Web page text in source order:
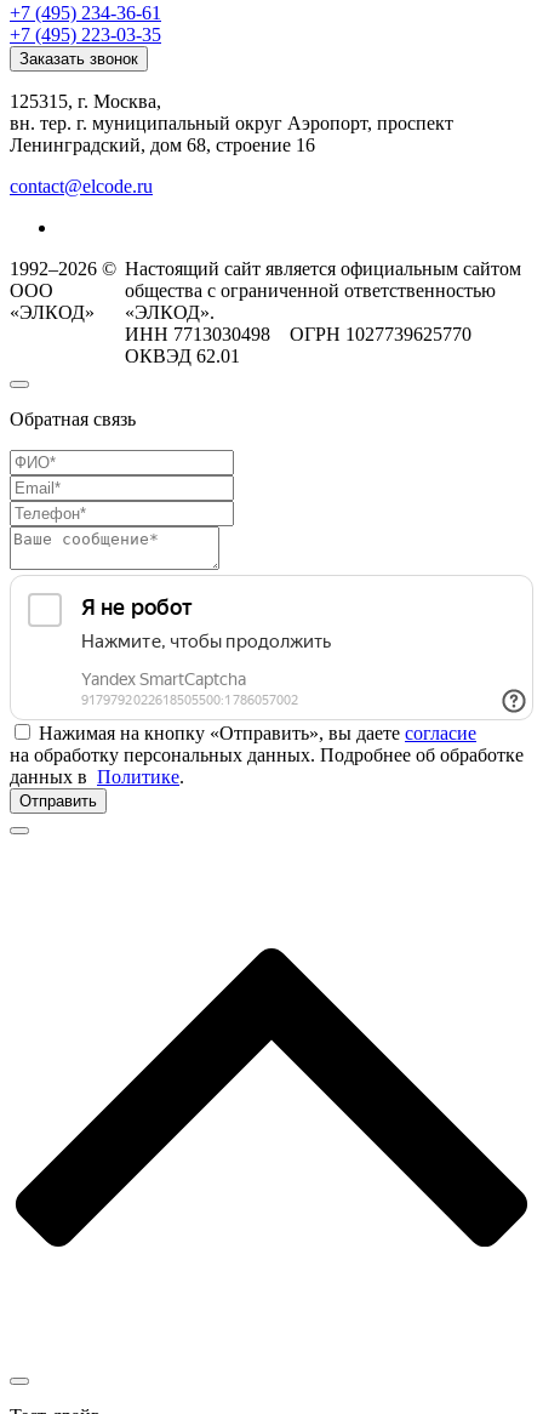
+7 (495) 234-36-61
+7 (495) 223-03-35
Заказать звонок
125315, г. Москва,
вн. тер. г. муниципальный округ Аэропорт, проспект
Ленинградский, дом 68, строение 16
contact@elcode.ru
1992–2026 ©
ООО
«ЭЛКОД»
Настоящий сайт является официальным сайтом
общества с ограниченной ответственностью
«ЭЛКОД».
ИНН 7713030498 ОГРН 1027739625770
ОКВЭД 62.01
Обратная связь
Нажимая на кнопку «Отправить», вы даете согласие
на обработку персональных данных. Подробнее об обработке
данных в Политике.
Отправить